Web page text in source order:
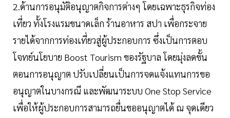
2.ด้านการอนุมัติอนุญาตกิจการต่างๆ โดยเฉพาะธุรกิจท่อง
เที่ยว ทั้งโรงแรมขนาดเล็ก ร้านอาหาร สปา เพื่อกระจาย
รายได้จากการท่องเที่ยวสู่ผู้ประกอบการ ซึ่งเป็นการตอบ
โจทย์นโยบาย Boost Tourism ของรัฐบาล โดยมุ่งลดขั้น
ตอนการอนุญาต ปรับเปลี่ยนเป็นการจดแจ้งแทนการขอ
อนุญาตในบางกรณี และพัฒนาระบบ One Stop Service
เพื่อให้ผู้ประกอบการสามารถยื่นขออนุญาตได้ ณ จุดเดียว